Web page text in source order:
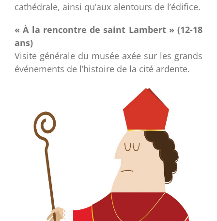
cathédrale, ainsi qu’aux alentours de l’édifice.
« À la rencontre de saint Lambert » (12-18
ans)
Visite générale du musée axée sur les grands
événements de l’histoire de la cité ardente.